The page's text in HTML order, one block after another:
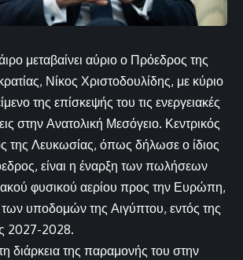
μεταβαίνει αύριο ο Πρόεδρος της
Νίκος Χριστοδουλίδης, με κύριο
της επίσκεψής του τις ενεργειακές
στην Ανατολική Μεσόγειο. Κεντρικός
της Λευκωσίας, όπως δήλωσε ο ίδιος
είναι η έναρξη των πωλήσεων
φυσικού αερίου προς την Ευρώπη,
υποδομών της Αιγύπτου, εντός της
2027-2028.
διάρκεια της παραμονής του στην